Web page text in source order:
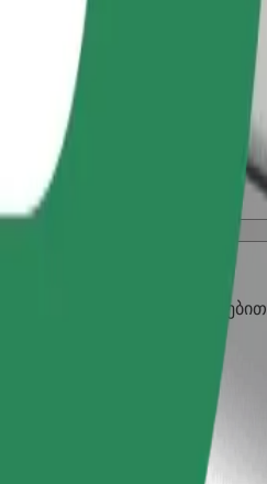
და ელექტრო ავტომობილებით